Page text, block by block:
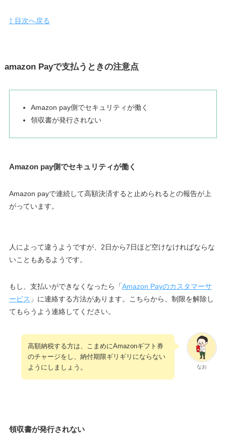
⇧ 目次へ戻る
amazon Payで支払うときの注意点
Amazon pay側でセキュリティが働く
領収書が発行されない
Amazon pay側でセキュリティが働く
Amazon payで連続して高額決済すると止められるとの報告が上
がっています。
人によって違うようですが、2日から7日ほど空けなければならな
いこともあるようです。
もし、支払いができなくなったら「Amazon Payのカスタマーサ
ービス 」に連絡する方法があります。こちらから、制限を解除し
てもらうよう連絡してください。
なお
高額納税する方は、こまめにAmazonギフト券
のチャージをし、納付期限ギリギリにならない
ようにしましょう。
領収書が発行されない